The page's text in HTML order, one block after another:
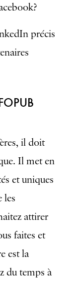
précis
il doit
Il met en
et uniques
les
attirer
faites et
est la
du temps à